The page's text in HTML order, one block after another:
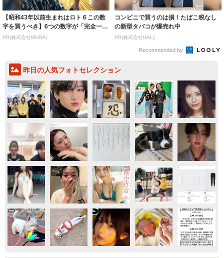
【昭和43年以前生まれはロト６この数
字を買うべき】6つの数字が「完全一
致」する方...
PR(株式会社MURA)
コンビニで買うのは損！たばこ税なし
の新型タバコが爆売れ中
PR(株式会社HAL)
Recommended by
昨日の人気フォトセレクション